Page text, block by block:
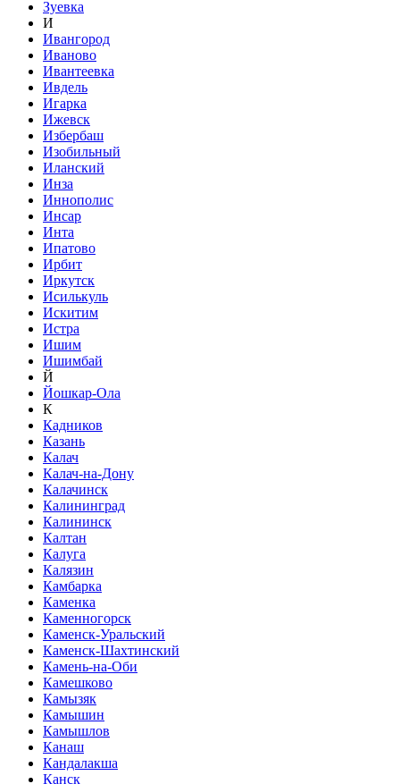
Зуевка
И
Ивангород
Иваново
Ивантеевка
Ивдель
Игарка
Ижевск
Избербаш
Изобильный
Иланский
Инза
Иннополис
Инсар
Инта
Ипатово
Ирбит
Иркутск
Исилькуль
Искитим
Истра
Ишим
Ишимбай
Й
Йошкар-Ола
К
Кадников
Казань
Калач
Калач-на-Дону
Калачинск
Калининград
Калининск
Калтан
Калуга
Калязин
Камбарка
Каменка
Каменногорск
Каменск-Уральский
Каменск-Шахтинский
Камень-на-Оби
Камешково
Камызяк
Камышин
Камышлов
Канаш
Кандалакша
Канск